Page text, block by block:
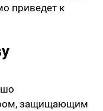
приведет к
защищающим